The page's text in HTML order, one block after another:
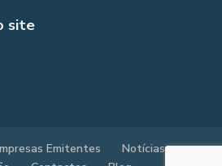
site
Emitentes
Notícias